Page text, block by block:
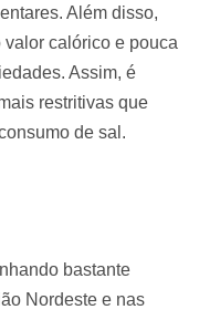
Além disso,
calórico e pouca
Assim, é
restritivas que
de sal.
bastante
Nordeste e nas